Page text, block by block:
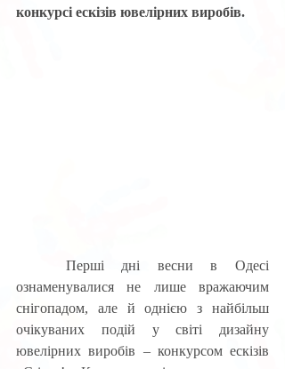
конкурсі ескізів ювелірних виробів.
ознаменувалися не лише вражаючим
снігопадом, але й однією з найбільш
очікуваних подій у світі дизайну
ювелірних виробів – конкурсом ескізів